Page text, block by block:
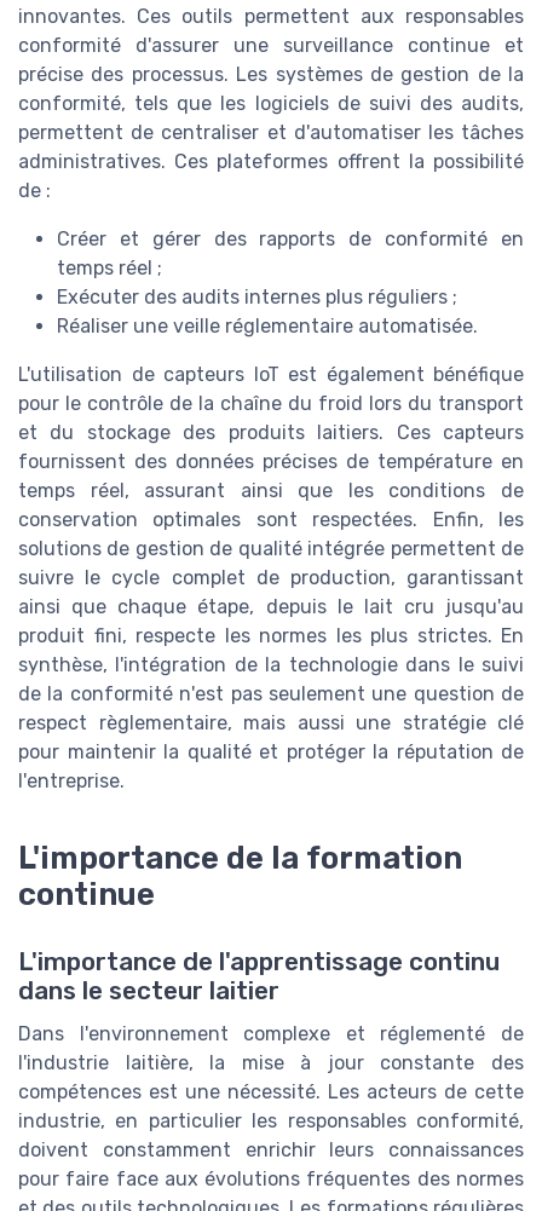
innovantes. Ces outils permettent aux responsables
conformité d'assurer une surveillance continue et
précise des processus. Les systèmes de gestion de la
conformité, tels que les logiciels de suivi des audits,
permettent de centraliser et d'automatiser les tâches
administratives. Ces plateformes offrent la possibilité
de :
Créer et gérer des rapports de conformité en
temps réel ;
Exécuter des audits internes plus réguliers ;
Réaliser une veille réglementaire automatisée.
L'utilisation de capteurs IoT est également bénéfique
pour le contrôle de la chaîne du froid lors du transport
et du stockage des produits laitiers. Ces capteurs
fournissent des données précises de température en
temps réel, assurant ainsi que les conditions de
conservation optimales sont respectées. Enfin, les
solutions de gestion de qualité intégrée permettent de
suivre le cycle complet de production, garantissant
ainsi que chaque étape, depuis le lait cru jusqu'au
produit fini, respecte les normes les plus strictes. En
synthèse, l'intégration de la technologie dans le suivi
de la conformité n'est pas seulement une question de
respect règlementaire, mais aussi une stratégie clé
pour maintenir la qualité et protéger la réputation de
l'entreprise.
L'importance de la formation
continue
L'importance de l'apprentissage continu
dans le secteur laitier
Dans l'environnement complexe et réglementé de
l'industrie laitière, la mise à jour constante des
compétences est une nécessité. Les acteurs de cette
industrie, en particulier les responsables conformité,
doivent constamment enrichir leurs connaissances
pour faire face aux évolutions fréquentes des normes